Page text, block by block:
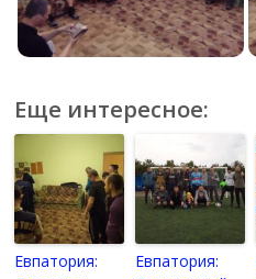
Еще интересное:
Евпатория:
Евпатория: